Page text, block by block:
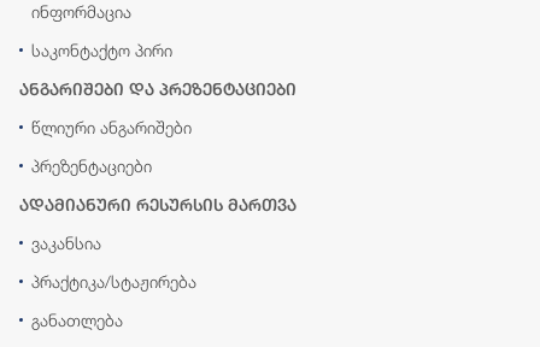
ინფორმაცია
საკონტაქტო პირი
ანგარიშები და პრეზენტაციები
წლიური ანგარიშები
პრეზენტაციები
ადამიანური რესურსის მართვა
ვაკანსია
პრაქტიკა/სტაჟირება
განათლება